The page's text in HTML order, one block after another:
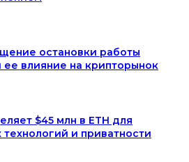
остановки работы
влияние на крипторынок
$45 млн в ETH для
и приватности